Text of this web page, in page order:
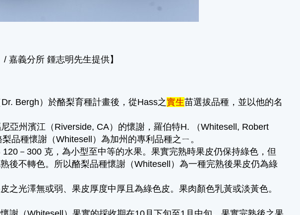
嘉義分所 鍾志明先生提供】
Bergh）於酪梨育種計畫後，從Hass之實生苗選拔品種，並以他的名
亞州濱江（Riverside, CA）的懷謝，羅伯特H. （Whitesell, Robert
品種懷謝（Whitesell）為加州的專利品種之ㄧ。
120－300 克 ，為小型至中等的水果。果實完熟時果皮仍保持綠色，但
後不轉色。所以酪梨品種懷謝（Whitesell）為一種完熟後果皮仍為綠
之光澤無或弱、果皮厚度中厚且為綠色皮。果肉顏色乳黃或淡黃色。